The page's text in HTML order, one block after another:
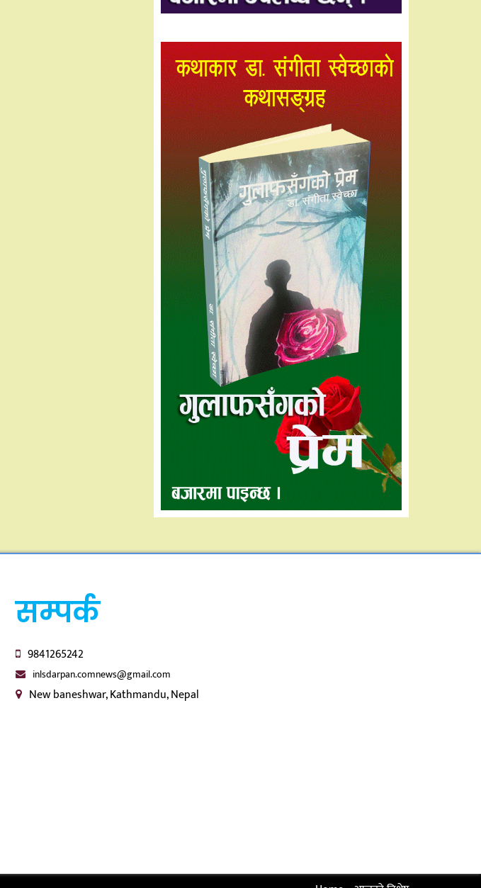
सम्पर्क
9841265242
inlsdarpan.comnews@gmail.com
New baneshwar, Kathmandu, Nepal